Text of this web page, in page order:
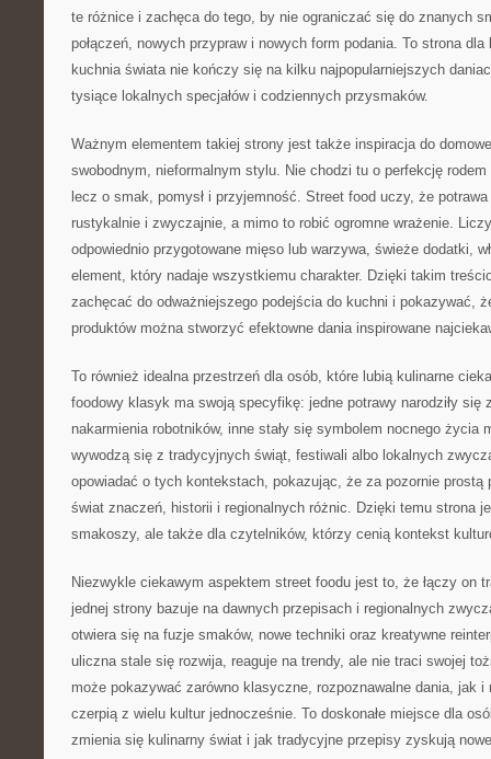
te różnice i zachęca do tego, by nie ograniczać się do znanych
połączeń, nowych przypraw i nowych form podania. To strona
kuchnia świata nie kończy się na kilku najpopularniejszych
tysiące lokalnych specjałów i codziennych przysmaków.
Ważnym elementem takiej strony jest także inspiracja do
swobodnym, nieformalnym stylu. Nie chodzi tu o perfekcję
lecz o smak, pomysł i przyjemność. Street food uczy, że
rustykalnie i zwyczajnie, a mimo to robić ogromne wrażenie.
odpowiednio przygotowane mięso lub warzywa, świeże dodatki,
element, który nadaje wszystkiemu charakter. Dzięki takim
zachęcać do odważniejszego podejścia do kuchni i pokazywać,
produktów można stworzyć efektowne dania inspirowane
To również idealna przestrzeń dla osób, które lubią kulinarne
foodowy klasyk ma swoją specyfikę: jedne potrawy narodziły się
nakarmienia robotników, inne stały się symbolem nocnego życia
wywodzą się z tradycyjnych świąt, festiwali albo lokalnych
opowiadać o tych kontekstach, pokazując, że za pozornie prostą
świat znaczeń, historii i regionalnych różnic. Dzięki temu strona
smakoszy, ale także dla czytelników, którzy cenią kontekst
Niezwykle ciekawym aspektem street foodu jest to, że łączy on
jednej strony bazuje na dawnych przepisach i regionalnych
otwiera się na fuzje smaków, nowe techniki oraz kreatywne
uliczna stale się rozwija, reaguje na trendy, ale nie traci swojej
może pokazywać zarówno klasyczne, rozpoznawalne dania, jak i
czerpią z wielu kultur jednocześnie. To doskonałe miejsce dla
zmienia się kulinarny świat i jak tradycyjne przepisy zyskują